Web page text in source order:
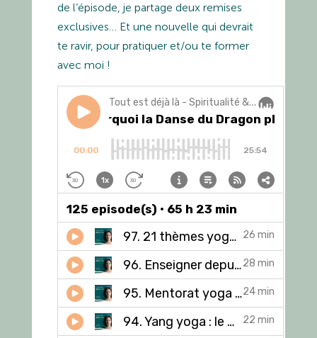
de l’épisode, je partage deux remises
exclusives… Et une nouvelle qui devrait
te ravir, pour pratiquer et/ou te former
avec moi !